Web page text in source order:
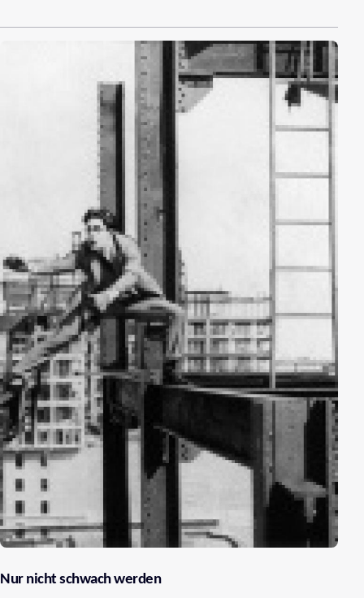
Nur nicht schwach werden